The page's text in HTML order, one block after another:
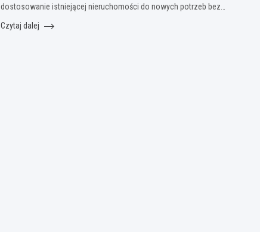
dostosowanie istniejącej nieruchomości do nowych potrzeb bez…
Czytaj dalej